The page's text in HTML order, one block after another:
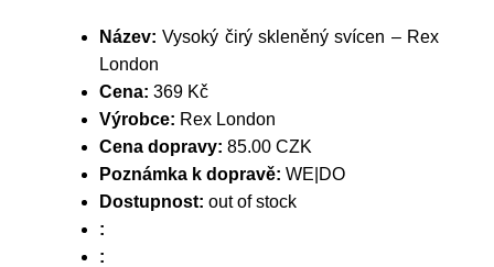
Název: Vysoký čirý skleněný svícen – Rex
London
Cena: 369 Kč
Výrobce: Rex London
Cena dopravy: 85.00 CZK
Poznámka k dopravě: WE|DO
Dostupnost: out of stock
:
: